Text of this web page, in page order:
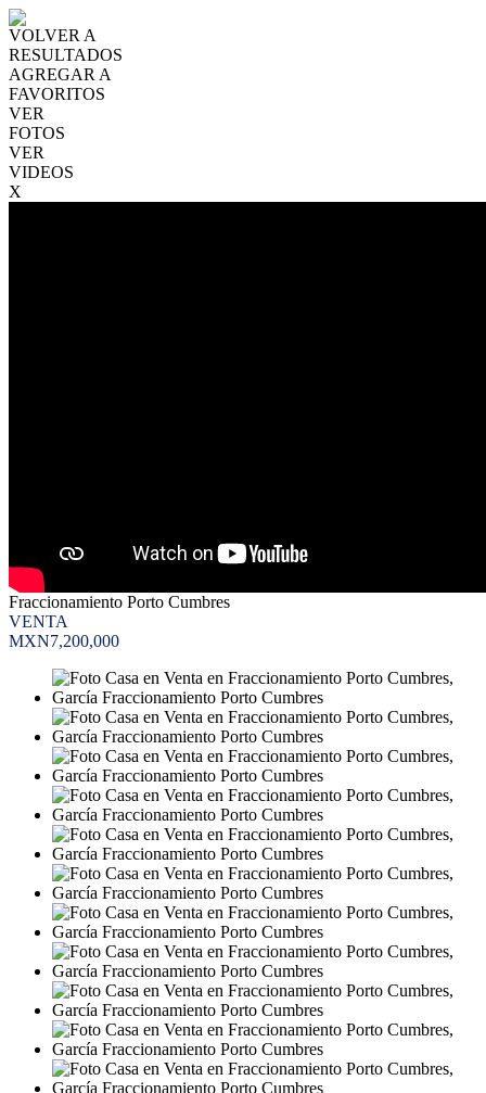
VOLVER A
RESULTADOS
AGREGAR A
FAVORITOS
VER
FOTOS
VER
VIDEOS
X
Fraccionamiento Porto Cumbres
VENTA
MXN7,200,000